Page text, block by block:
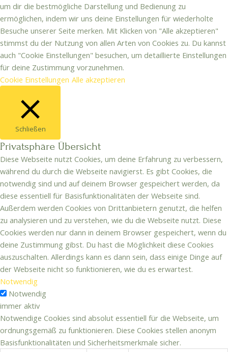
um dir die bestmögliche Darstellung und Bedienung zu
ermöglichen, indem wir uns deine Einstellungen für wiederholte
Besuche unserer Seite merken. Mit Klicken von "Alle akzeptieren"
stimmst du der Nutzung von allen Arten von Cookies zu. Du kannst
auch "Cookie Einstellungen" besuchen, um detaillierte Einstellungen
für deine Zustimmung vorzunehmen.
Cookie Einstellungen Alle akzeptieren
Schließen
Privatsphäre Übersicht
Diese Webseite nutzt Cookies, um deine Erfahrung zu verbessern,
während du durch die Webseite navigierst. Es gibt Cookies, die
notwendig sind und auf deinem Browser gespeichert werden, da
diese essentiell für Basisfunktionalitäten der Webseite sind.
Außerdem werden Cookies von Drittanbietern genutzt, die helfen
zu analysieren und zu verstehen, wie du die Webseite nutzt. Diese
Cookies werden nur dann in deinem Browser gespeichert, wenn du
deine Zustimmung gibst. Du hast die Möglichkeit diese Cookies
auszuschalten. Allerdings kann es dann sein, dass einige Dinge auf
der Webseite nicht so funktionieren, wie du es erwartest.
Notwendig
Notwendig
immer aktiv
Notwendige Cookies sind absolut essentiell für die Webseite, um
ordnungsgemäß zu funktionieren. Diese Cookies stellen anonym
Basisfunktionalitäten und Sicherheitsmerkmale sicher.